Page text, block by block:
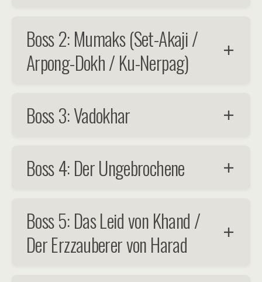
Boss 2: Mumaks (Set-Akaji /
Arpong-Dokh / Ku-Nerpag)
Boss 3: Vadokhar
Boss 4: Der Ungebrochene
Boss 5: Das Leid von Khand /
Der Erzzauberer von Harad